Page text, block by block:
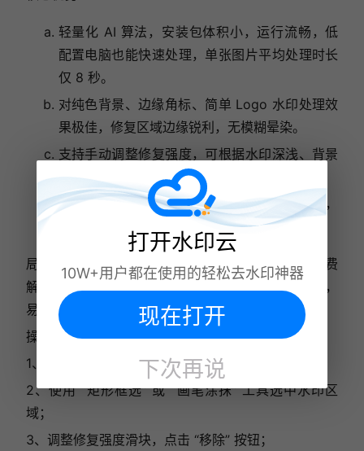
轻量化 AI 算法，安装包体积小，运行流畅，低
配置电脑也能快速处理，单张图片平均处理时长
仅 8 秒。
对纯色背景、边缘角标、简单 Logo 水印处理效
果极佳，修复区域边缘锐利，无模糊晕染。
支持手动调整修复强度，可根据水印深浅、背景
复杂程度灵活调节，适配更多场景。
界面极简，无广告弹窗，专注去水印核心功能，
海外网络环境下稳定性强。
局限性：免费版处理后图片带有轻微工具水印，需付费
解锁无水印导出；对半透明、渐变水印处理效果一般，
易留痕；无批量处理功能，仅适合单张偶尔使用。
操作方法
1、打开软件 / 网页端，导入目标图片；
2、使用 “矩形框选” 或 “画笔涂抹” 工具选中水印区
域；
3、调整修复强度滑块，点击 “移除” 按钮；
打开水印云
10W+用户都在使用的轻松去水印神器
现在打开
下次再说